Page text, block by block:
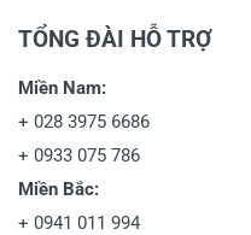
TỔNG ĐÀI HỖ TRỢ
Miền Nam:
+ 028 3975 6686
+ 0933 075 786
Miền Bắc:
+ 0941 011 994